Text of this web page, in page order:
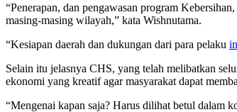
“Penerapan, dan pengawasan program Kebersihan,
masing-masing wilayah,” kata Wishnutama.
“Kesiapan daerah dan dukungan dari para pelaku
Selain itu jelasnya CHS, yang telah melibatkan
ekonomi yang kreatif agar masyarakat dapat
“Mengenai kapan saja? Harus dilihat betul dalam